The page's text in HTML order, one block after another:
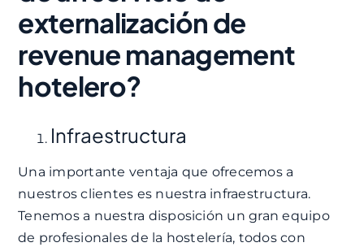
externalización de
revenue management
hotelero?
Infraestructura
Una importante ventaja que ofrecemos a
nuestros clientes es nuestra infraestructura.
Tenemos a nuestra disposición un gran equipo
de profesionales de la hostelería, todos con